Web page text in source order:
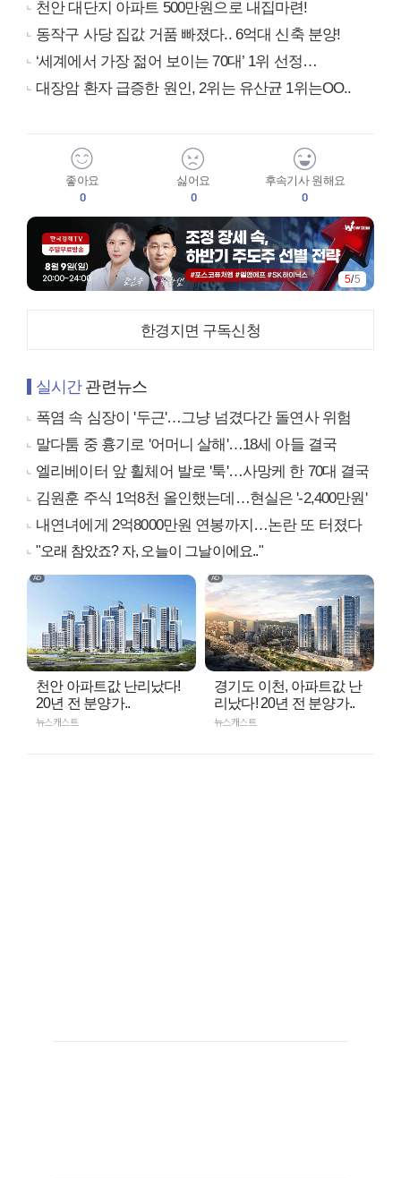
천안 대단지 아파트 500만원으로 내집마련!
동작구 사당 집값 거품 빠졌다.. 6억대 신축 분양!
‘세계에서 가장 젊어 보이는 70대’ 1위 선정…
대장암 환자 급증한 원인, 2위는 유산균 1위는OO..
좋아요
0
싫어요
0
후속기사 원해요
0
1/5
한경지면 구독신청
실시간관련뉴스
폭염 속 심장이 '두근'…그냥 넘겼다간 돌연사 위험
말다툼 중 흉기로 '어머니 살해'…18세 아들 결국
엘리베이터 앞 휠체어 발로 '툭'…사망케 한 70대 결국
김원훈 주식 1억8천 올인했는데…현실은 '-2,400만원'
내연녀에게 2억8000만원 연봉까지…논란 또 터졌다
"오래 참았죠? 자, 오늘이 그날이에요.."
천안 아파트값 난리났다!
20년 전 분양가..
뉴스캐스트
경기도 이천, 아파트값 난
리났다! 20년 전 분양가..
뉴스캐스트